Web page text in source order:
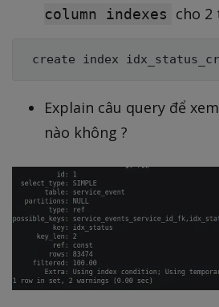
column indexes
cho 2
Explain câu query để
nào không ?